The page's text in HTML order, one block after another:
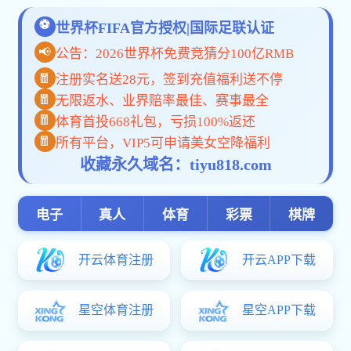
历任领导
科室分工
管理规定
事业规划
体育竞赛联赛要闻
学校规划
学校文件
规划研究
“双一流”建设
建设管理
学科建设
学科概况
省级重点学科
校园规划
相关规范
质量监测